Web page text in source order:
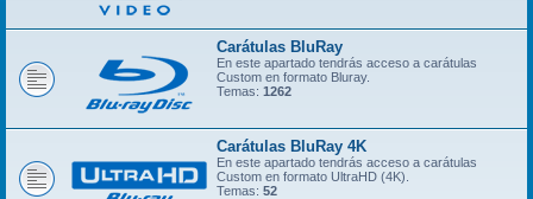
Carátulas BluRay
En este apartado tendrás acceso a carátulas
Custom en formato Bluray.
Temas: 1262
Carátulas BluRay 4K
En este apartado tendrás acceso a carátulas
Custom en formato UltraHD (4K).
Temas: 52